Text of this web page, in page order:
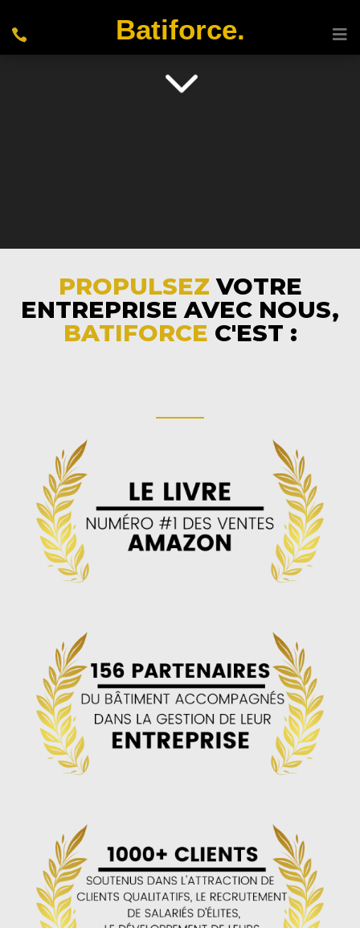
Batiforce.
vidéo
*Mais sans vous prendre toute votre énergie… 😉
3
PROPULSEZ VOTRE
ENTREPRISE AVEC NOUS,
BATIFORCE C'EST :